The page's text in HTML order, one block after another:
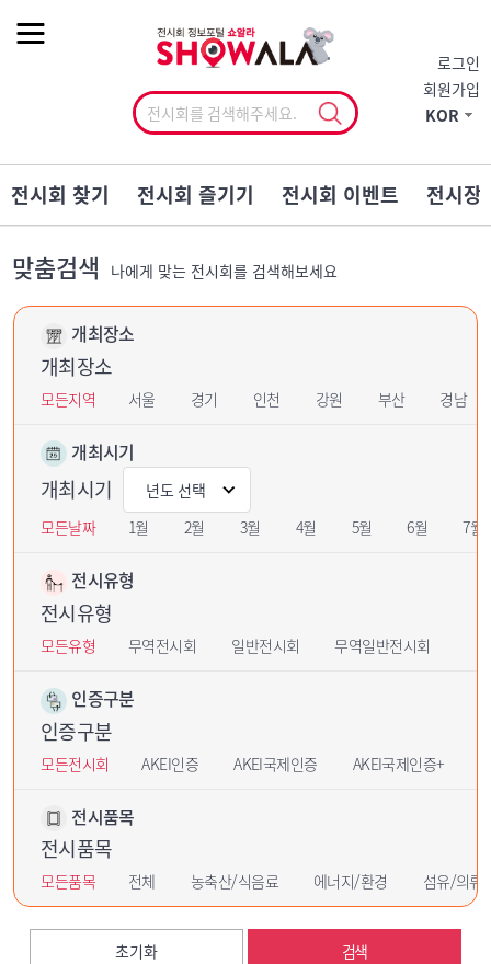
로그인
회원가입
KOR
전시회 찾기 전시회 즐기기 전시회 이벤트 전시장
맞춤검색 나에게 맞는 전시회를 검색해보세요
개최장소
개최장소
모든지역 서울 경기 인천 강원 부산 경남
개최시기
개최시기
모든날짜 1월 2월 3월 4월 5월 6월 7월
전시유형
전시유형
모든유형 무역전시회 일반전시회 무역일반전시회
인증구분
인증구분
모든전시회 AKEI인증 AKEI국제인증 AKEI국제인증+
전시품목
전시품목
모든품목 전체 농축산/식음료 에너지/환경 섬유/의류
초기화 검색